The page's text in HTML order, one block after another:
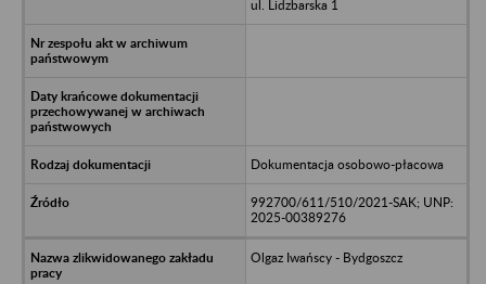
ul. Lidzbarska 1
Dokumentacja osobowo-płacowa
992700/611/510/2021-SAK; UNP:
2025-00389276
Olgaz Iwańscy - Bydgoszcz